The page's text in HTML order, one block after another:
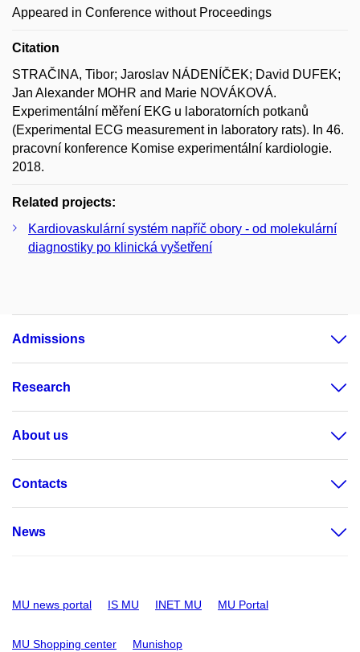
Appeared in Conference without Proceedings
Citation
STRAČINA, Tibor; Jaroslav NÁDENÍČEK; David DUFEK;
Jan Alexander MOHR and Marie NOVÁKOVÁ.
Experimentální měření EKG u laboratorních potkanů
(Experimental ECG measurement in laboratory rats). In 46.
pracovní konference Komise experimentální kardiologie.
2018.
Related projects:
Kardiovaskulární systém napříč obory - od molekulární
diagnostiky po klinická vyšetření
Admissions
Research
About us
Contacts
News
MU news portal IS MU INET MU MU Portal
MU Shopping center Munishop